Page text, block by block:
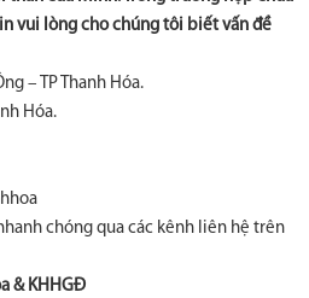
vui lòng cho chúng tôi biết vấn đề
– TP Thanh Hóa.
Hóa.
chóng qua các kênh liên hệ trên
& KHHGĐ